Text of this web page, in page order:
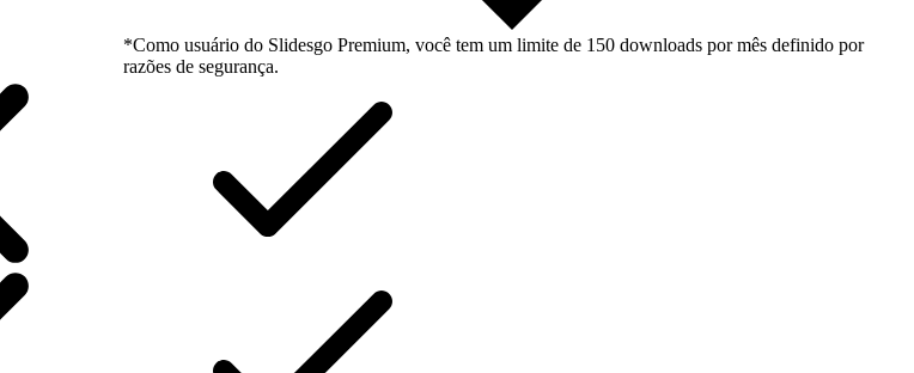
*Como usuário do Slidesgo Premium, você tem um limite de 150 downloads por mês definido por
razões de segurança.